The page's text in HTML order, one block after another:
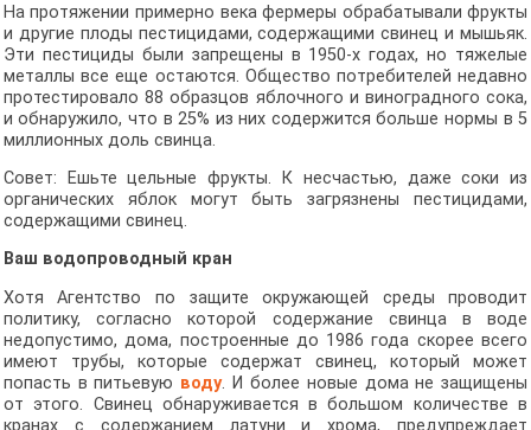
На протяжении примерно века фермеры обрабатывали фрукты
и другие плоды пестицидами, содержащими свинец и мышьяк.
Эти пестициды были запрещены в 1950-х годах, но тяжелые
металлы все еще остаются. Общество потребителей недавно
протестировало 88 образцов яблочного и виноградного сока,
и обнаружило, что в 25% из них содержится больше нормы в 5
миллионных доль свинца.
Совет: Ешьте цельные фрукты. К несчастью, даже соки из
органических яблок могут быть загрязнены пестицидами,
содержащими свинец.
Ваш водопроводный кран
Хотя Агентство по защите окружающей среды проводит
политику, согласно которой содержание свинца в воде
недопустимо, дома, построенные до 1986 года скорее всего
имеют трубы, которые содержат свинец, который может
попасть в питьевую воду. И более новые дома не защищены
от этого. Свинец обнаруживается в большом количестве в
кранах с содержанием латуни и хрома, предупреждает